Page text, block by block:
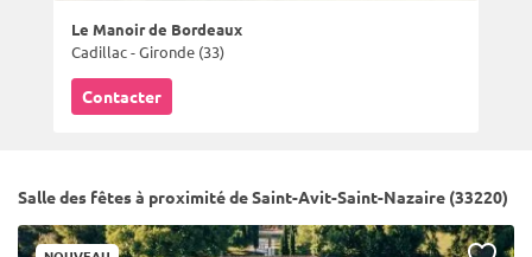
Le Manoir de Bordeaux
Cadillac - Gironde (33)
Contacter
Salle des fêtes à proximité de Saint-Avit-Saint-Nazaire (33220)